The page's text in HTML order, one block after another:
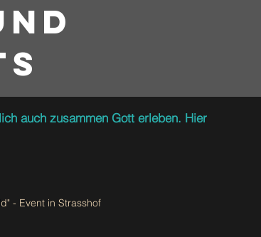
auch zusammen Gott erleben. Hier
- Event in Strasshof